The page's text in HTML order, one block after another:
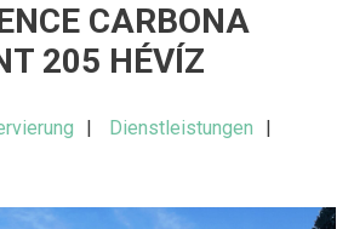
CARBONA
205 HÉVÍZ
Dienstleistungen